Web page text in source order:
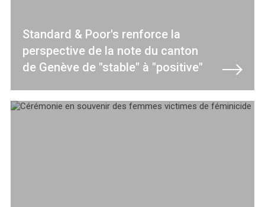
Standard & Poor's renforce la
perspective de la note du canton
de Genève de "stable" à "positive"